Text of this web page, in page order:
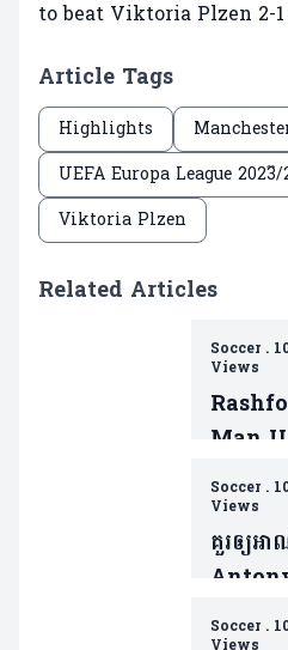
Article Tags
Highlights
UEFA Europa League 2023៊/
Viktoria Plzen
Related Articles
Soccer.
Views
Man
ដ៏ឆ្នើមម្
ថ្នូរទិញល
Soccer.
Views
គួរឲ្យអ
UTD ធ្
Soccer.